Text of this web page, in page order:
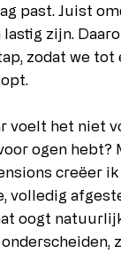
past. Juist
zijn.
zodat we tot
voelt het niet
ogen hebt?
creëer
volledig
oogt